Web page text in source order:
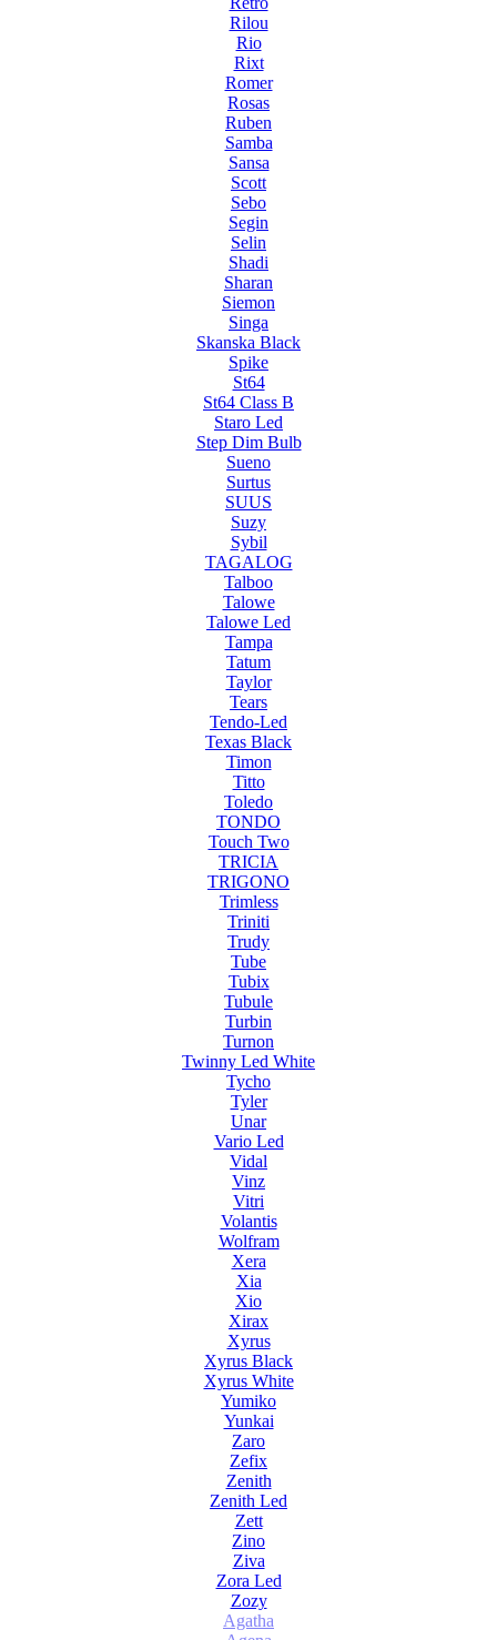
Rilou
Rio
Rixt
Romer
Rosas
Ruben
Samba
Sansa
Scott
Sebo
Segin
Selin
Shadi
Sharan
Siemon
Singa
Skanska Black
Spike
St64
St64 Class B
Staro Led
Step Dim Bulb
Sueno
Surtus
SUUS
Suzy
Sybil
TAGALOG
Talboo
Talowe
Talowe Led
Tampa
Tatum
Taylor
Tears
Tendo-Led
Texas Black
Timon
Titto
Toledo
TONDO
Touch Two
TRICIA
TRIGONO
Trimless
Triniti
Trudy
Tube
Tubix
Tubule
Turbin
Turnon
Twinny Led White
Tycho
Tyler
Unar
Vario Led
Vidal
Vinz
Vitri
Volantis
Wolfram
Xera
Xia
Xio
Xirax
Xyrus
Xyrus Black
Xyrus White
Yumiko
Yunkai
Zaro
Zefix
Zenith
Zenith Led
Zett
Zino
Ziva
Zora Led
Zozy
Agatha